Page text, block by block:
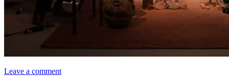
Leave a comment